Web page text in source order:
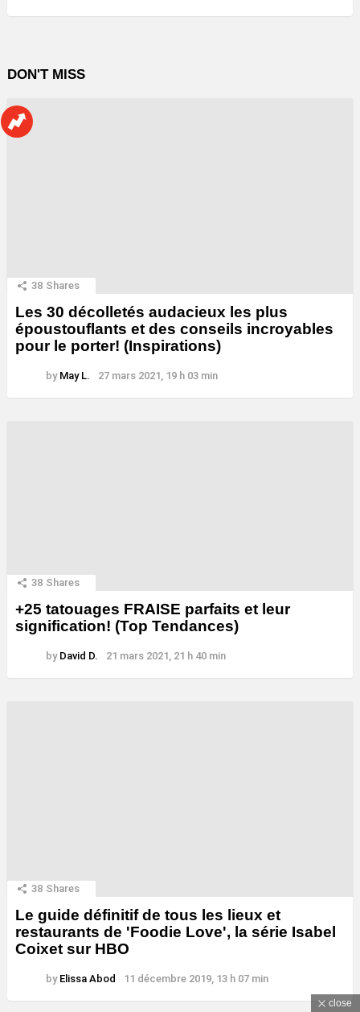
DON'T MISS
38 Shares
Les 30 décolletés audacieux les plus
époustouflants et des conseils incroyables
pour le porter! (Inspirations)
by May L. 27 mars 2021, 19 h 03 min
38 Shares
+25 tatouages ​​FRAISE parfaits et leur
signification! (Top Tendances)
by David D. 21 mars 2021, 21 h 40 min
38 Shares
Le guide définitif de tous les lieux et
restaurants de 'Foodie Love', la série Isabel
Coixet sur HBO
by Elissa Abod 11 décembre 2019, 13 h 07 min
close